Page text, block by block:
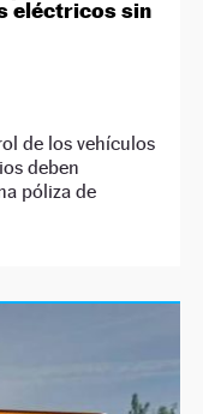
eléctricos sin
de los vehículos
deben
póliza de